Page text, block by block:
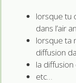
lorsque tu
dans l’air
lorsque ta
diffusion
la diffusion
etc…